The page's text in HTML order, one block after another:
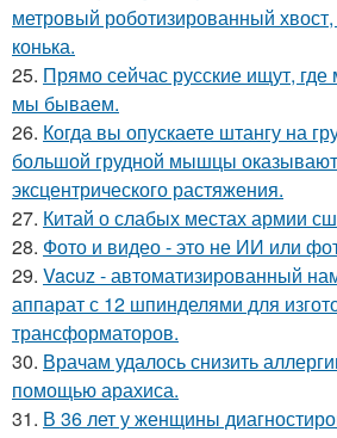
метровый роботизированный хвост,
конька.
25. Прямо сейчас русские ищут,
мы бываем.
26. Когда вы опускаете штангу на
большой грудной мышцы
эксцентрического растяжения.
27. Китай о слабых местах армии
28. Фото и видео - это не ИИ или
29. Vacuz - автоматизированный
аппарат с 12 шпинделями для
трансформаторов.
30. Врачам удалось снизить
помощью арахиса.
31. В 36 лет у женщины